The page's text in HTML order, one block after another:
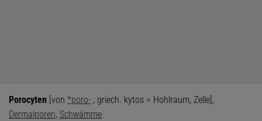
Porocyten [von *poro- , griech. kytos = Hohlraum, Zelle],
Dermalporen, Schwämme.